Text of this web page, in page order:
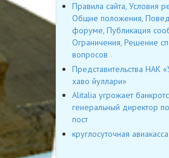
Правила сайта, Условия
Общие положения,
форуме, Публикация
Ограничения, Решение
вопросов
Представительства НАК
хаво йуллари»
Alitalia угрожает
генеральный директор
пост
круглосуточная авиакасса